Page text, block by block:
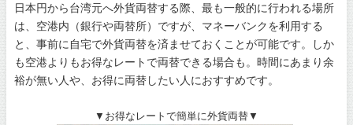
日本円から台湾元へ外貨両替する際、最も一般的に行われる場所
は、空港内（銀行や両替所）ですが、マネーバンクを利用する
と、事前に自宅で外貨両替を済ませておくことが可能です。しか
も空港よりもお得なレートで両替できる場合も。時間にあまり余
裕が無い人や、お得に両替したい人におすすめです。
▼お得なレートで簡単に外貨両替▼